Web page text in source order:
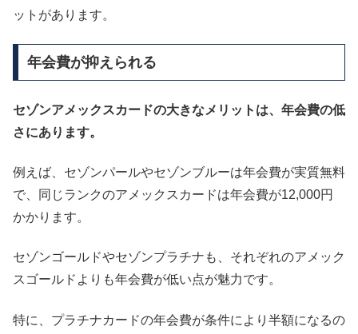
ットがあります。
年会費が抑えられる
セゾンアメックスカードの大きなメリットは、年会費の低
さにあります。
例えば、セゾンパールやセゾンブルーは年会費が実質無料
で、同じランクのアメックスカードは年会費が12,000円
かかります。
セゾンゴールドやセゾンプラチナも、それぞれのアメック
スゴールドよりも年会費が低い点が魅力です。
特に、プラチナカードの年会費が条件により半額になるの